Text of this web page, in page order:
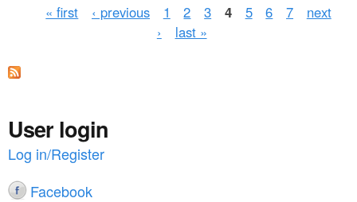
g
s
« first ‹ previous 1 2 3 4 5 6 7
next
›
last »
User login
Log in/Register
Facebook